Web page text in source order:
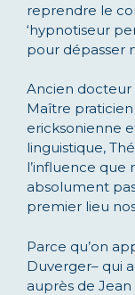
reprendre le
‘hypnotiseur
pour dépasser
Ancien
Maître
ericksonienne
linguistique,
l’influence que
absolument
premier lieu
Parce qu’on
Duverger– qui
auprès de